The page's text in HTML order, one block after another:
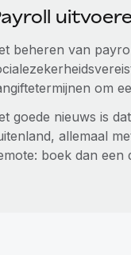
beheren van
om
goede nieuws is
allemaal
boek dan een